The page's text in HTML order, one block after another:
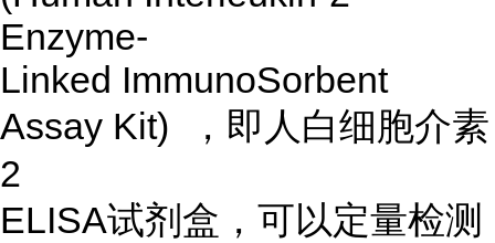
Enzyme-
Linked ImmunoSorbent
Assay Kit) ，即人白细胞介素
2
ELISA试剂盒，可以定量检测